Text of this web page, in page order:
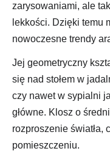
zarysowaniami, ale
lekkości. Dzięki temu
nowoczesne trendy
Jej geometryczny
się nad stołem w
czy nawet w sypialni
główne. Klosz o
rozproszenie światła,
pomieszczeniu.